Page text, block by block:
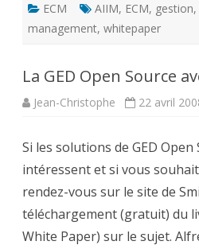
ECM AIIM, ECM, gestion,
management, whitepaper
La GED Open Source
Jean-Christophe 22 avril
Si les solutions de GED Open
intéressent et si vous
rendez-vous sur le site de
téléchargement (gratuit) du
White Paper) sur le sujet.